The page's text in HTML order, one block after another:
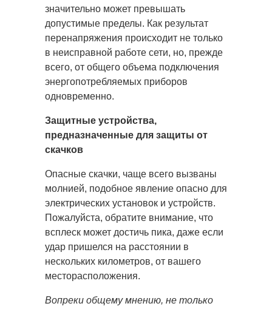
значительно может превышать
допустимые пределы. Как результат
перенапряжения происходит не только
в неисправной работе сети, но, прежде
всего, от общего объема подключения
энергопотребляемых приборов
одновременно.
Защитные устройства,
предназначенные для защиты от
скачков
Опасные скачки, чаще всего вызваны
молнией, подобное явление опасно для
электрических установок и устройств.
Пожалуйста, обратите внимание, что
всплеск может достичь пика, даже если
удар пришелся на расстоянии в
нескольких километров, от вашего
месторасположения.
Вопреки общему мнению, не только